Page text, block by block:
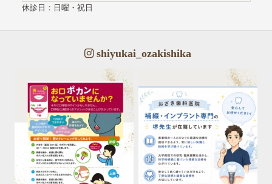
休診日：日曜・祝日
shiyukai_ozakishika